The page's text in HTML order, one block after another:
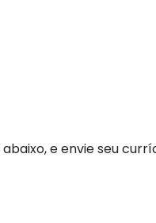
abaixo, e envie seu